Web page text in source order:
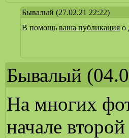
Бывалый (27.02.21 22:22)
В помощь ваша публикация о
Бывалый
На многих
начале